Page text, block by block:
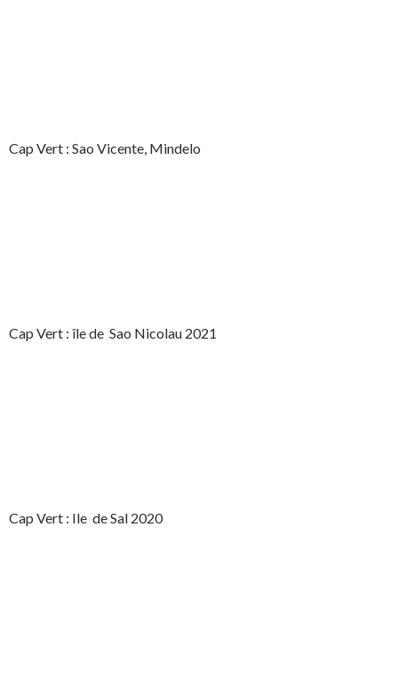
Cap Vert : Sao Vicente, Mindelo
Cap Vert : île de Sao Nicolau 2021
Cap Vert : Ile de Sal 2020